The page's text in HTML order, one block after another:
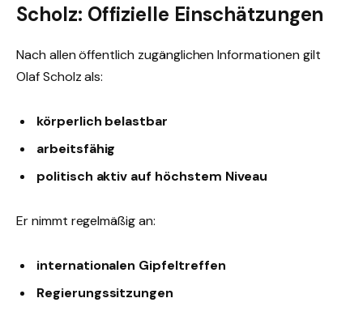
Scholz: Offizielle Einschätzungen
Nach allen öffentlich zugänglichen Informationen gilt
Olaf Scholz als:
körperlich belastbar
arbeitsfähig
politisch aktiv auf höchstem Niveau
Er nimmt regelmäßig an:
internationalen Gipfeltreffen
Regierungssitzungen